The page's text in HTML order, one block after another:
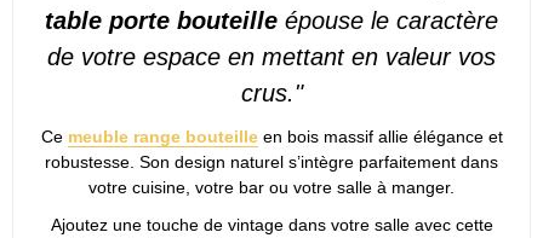
table porte bouteille épouse le caractère
de votre espace en mettant en valeur vos
crus."
Ce meuble range bouteilleen bois massif allie élégance et
robustesse. Son design naturel s’intègre parfaitement dans
votre cuisine, votre bar ou votre salle à manger.
Ajoutez une touche de vintage dans votre salle avec cette